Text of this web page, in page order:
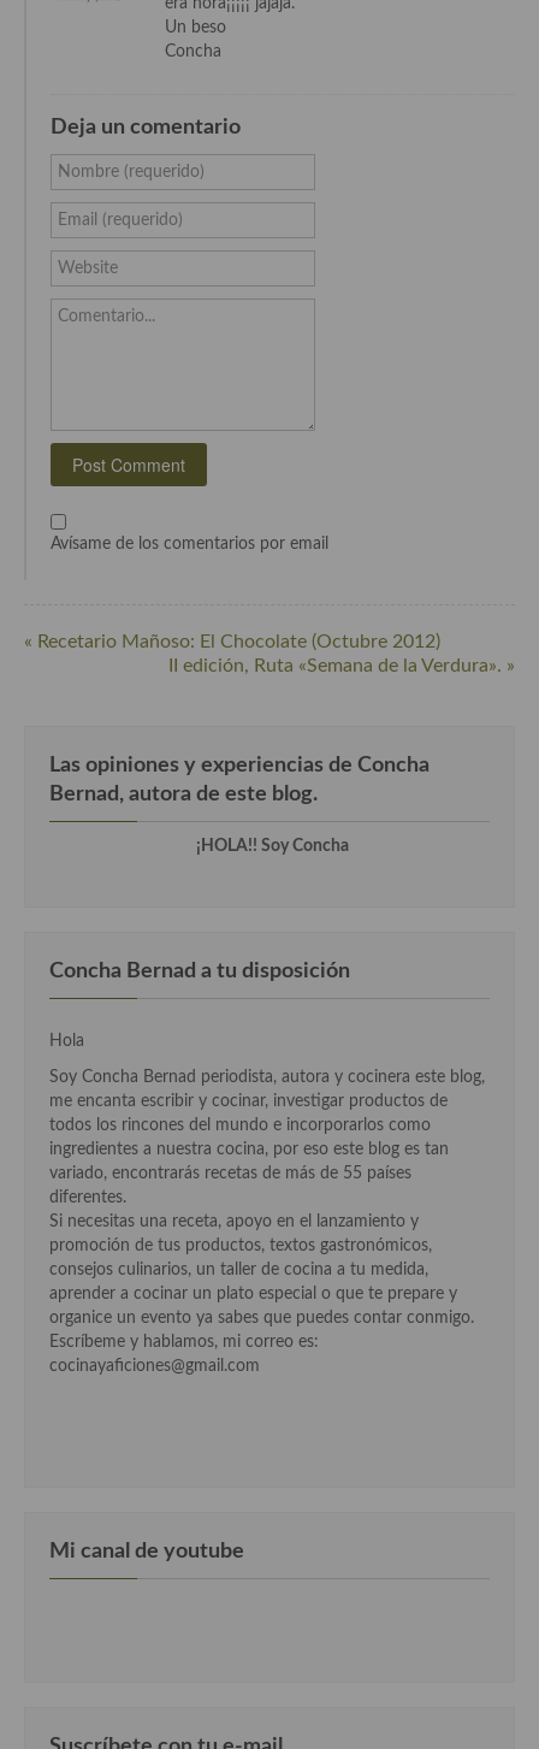
Cocina del Congo
Cocina Sefardí
Cocina Yoshoku
Cocina callejera
Cocina fusión
Cocina Aragonesa
Cocina Asturiana
Cocina Castellana
Cocina Catalana
Cocina Extremeña
Cocina Navarra
Cocina Riojana
Cocina Valenciana
Cocina Vasca
Cocina Europea
Cocina Alemana
Cocina Austriaca
Cocina Belga
Cocina de Polonia
era hora¡¡¡¡¡ jajaja.
Un beso
Concha
Deja un comentario
Nombre (requerido)
Email (requerido)
Website
Comentario...
Avísame de los comentarios por email
« Recetario Mañoso: El Chocolate (Octubre 2012)
II edición, Ruta «Semana de la Verdura». »
Las opiniones y experiencias de Concha
Bernad, autora de este blog.
¡HOLA!! Soy Concha
Concha Bernad a tu disposición
Hola
Soy Concha Bernad periodista, autora y cocinera este blog,
me encanta escribir y cocinar, investigar productos de
todos los rincones del mundo e incorporarlos como
ingredientes a nuestra cocina, por eso este blog es tan
variado, encontrarás recetas de más de 55 países
diferentes.
Si necesitas una receta, apoyo en el lanzamiento y
promoción de tus productos, textos gastronómicos,
consejos culinarios, un taller de cocina a tu medida,
aprender a cocinar un plato especial o que te prepare y
organice un evento ya sabes que puedes contar conmigo.
Escríbeme y hablamos, mi correo es:
cocinayaficiones@gmail.com
Mi canal de youtube